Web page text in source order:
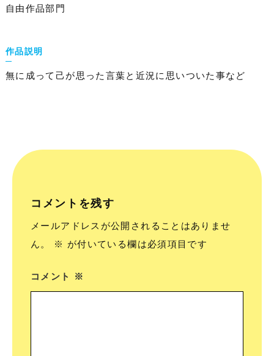
自由作品部門
作品説明
無に成って己が思った言葉と近況に思いついた事など
コメントを残す
メールアドレスが公開されることはありませ
ん。
※ が付いている欄は必須項目です
コメント ※